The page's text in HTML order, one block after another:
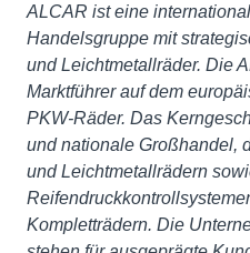
ALCAR ist eine
Handelsgruppe mit
und Leichtmetallräder. Die
Marktführer auf dem
PKW-Räder. Das
und nationale Großhandel,
und Leichtmetallrädern
Kompletträdern. Die